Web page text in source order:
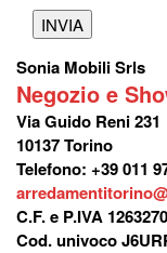
Sonia Mobili Srls
Negozio e
Via Guido Reni 231
10137 Torino
Telefono: +39 011
C.F. e P.IVA
Cod. univoco